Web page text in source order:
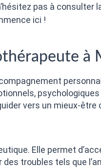
pas à consulter
ici !
à
vers un mieux-être
Elle permet
troubles tels que